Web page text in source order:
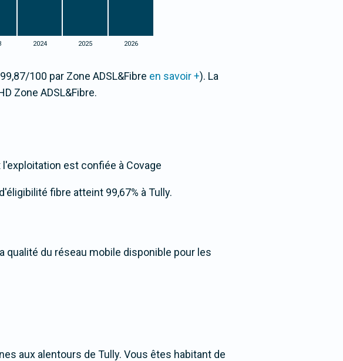
2024 2025 2026
100 par Zone ADSL&Fibre en savoir +). La
Zone ADSL&Fibre.
est confiée à Covage
fibre atteint 99,67% à Tully.
qualité du réseau mobile disponible pour les
aux alentours de Tully. Vous êtes habitant de